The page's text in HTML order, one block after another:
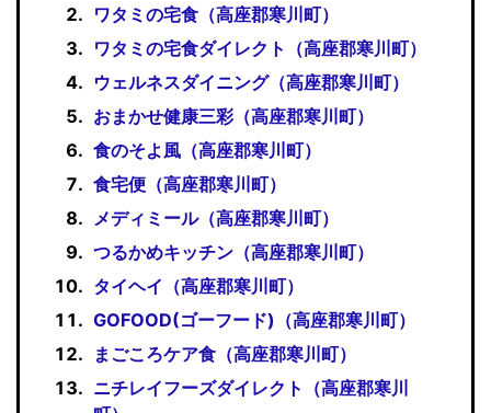
ワタミの宅食（高座郡寒川町）
ワタミの宅食ダイレクト（高座郡寒川町）
ウェルネスダイニング（高座郡寒川町）
おまかせ健康三彩（高座郡寒川町）
食のそよ風（高座郡寒川町）
食宅便（高座郡寒川町）
メディミール（高座郡寒川町）
つるかめキッチン（高座郡寒川町）
タイヘイ（高座郡寒川町）
GOFOOD(ゴーフード)（高座郡寒川町）
まごころケア食（高座郡寒川町）
ニチレイフーズダイレクト（高座郡寒川